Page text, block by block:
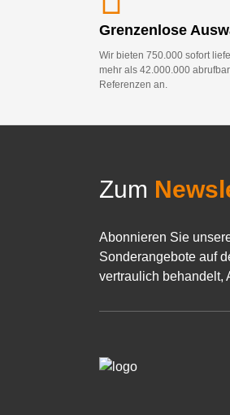
Grenzenlose
Wir bieten 750.000 sofort
mehr als 42.000.000
Referenzen an.
Zum
Abonnieren Sie
Sonderangebote auf
vertraulich behandelt,